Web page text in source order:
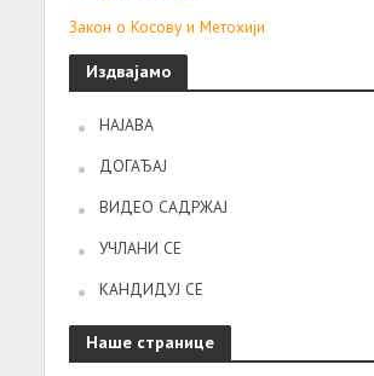
Закон о Косову и Метохији
Издвајамо
НАЈАВА
ДОГАЂАЈ
ВИДЕО САДРЖАЈ
УЧЛАНИ СЕ
КАНДИДУЈ СЕ
Наше странице